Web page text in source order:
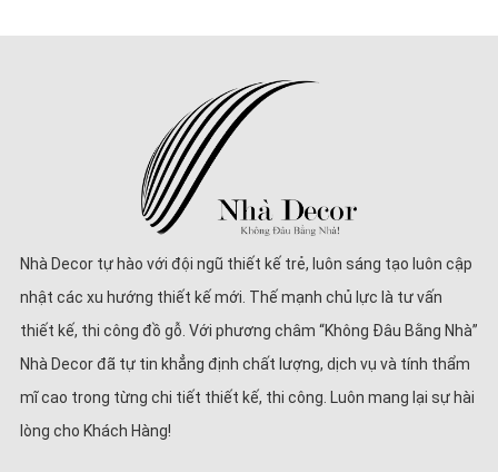
Nhà Decor tự hào với đội ngũ thiết kế trẻ, luôn sáng tạo luôn cập
nhật các xu hướng thiết kế mới. Thế mạnh chủ lực là tư vấn
thiết kế, thi công đồ gỗ. Với phương châm “Không Đâu Bằng Nhà”
Nhà Decor đã tự tin khẳng định chất lượng, dịch vụ và tính thẩm
mĩ cao trong từng chi tiết thiết kế, thi công. Luôn mang lại sự hài
lòng cho Khách Hàng!